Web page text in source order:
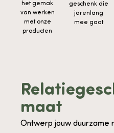
het gemak
van werken
met onze
producten
geschenk die
jarenlang
mee gaat
maat
Ontwerp jouw duurzame